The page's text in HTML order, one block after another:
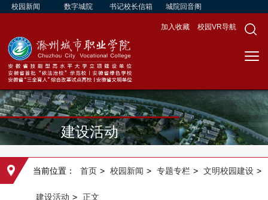
校园新闻 数字城院 书记校长信箱 城院回音阁
加入收藏 校园VR导航
建设活动
当前位置： 首页 > 校园新闻 > 专题专栏 > 文明校园建设 >
建设活动 > 正文